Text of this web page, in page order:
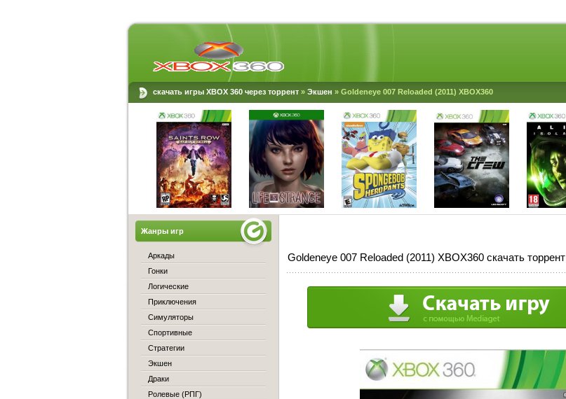
скачать игры XBOX 360 через торрент» Экшен » Goldeneye 007 Reloaded (2011) XBOX360
Goldeneye 007 Reloaded (2011) XBOX360 скачать торрент
Жанры игр
Аркады
Гонки
Логические
Приключения
Симуляторы
Спортивные
Стратегии
Экшен
Драки
Ролевые (РПГ)